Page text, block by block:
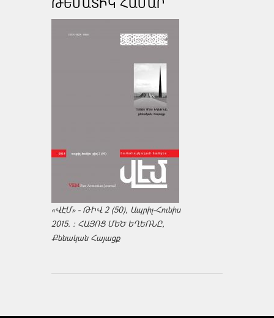
ԹԵՄԱՏԻԿ ՀԱՄԱՐ
«ՎԷՄ» - ԹԻՎ 2 (50), Ապրիլ-Հունիս
2015. : ՀԱՅՈՑ ՄԵԾ ԵՂԵՌՆԸ,
Քննական Հայացք